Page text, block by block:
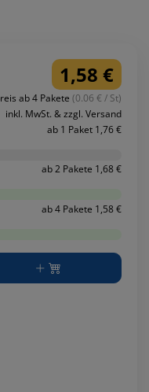
1,58 €
ab 4 Pakete (0.06 € / St)
inkl. MwSt. & zzgl. Versand
ab 1 Paket 1,76 €
ab 2 Pakete 1,68 €
ab 4 Pakete 1,58 €